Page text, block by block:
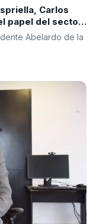
Carlos
papel del sector
Abelardo de la